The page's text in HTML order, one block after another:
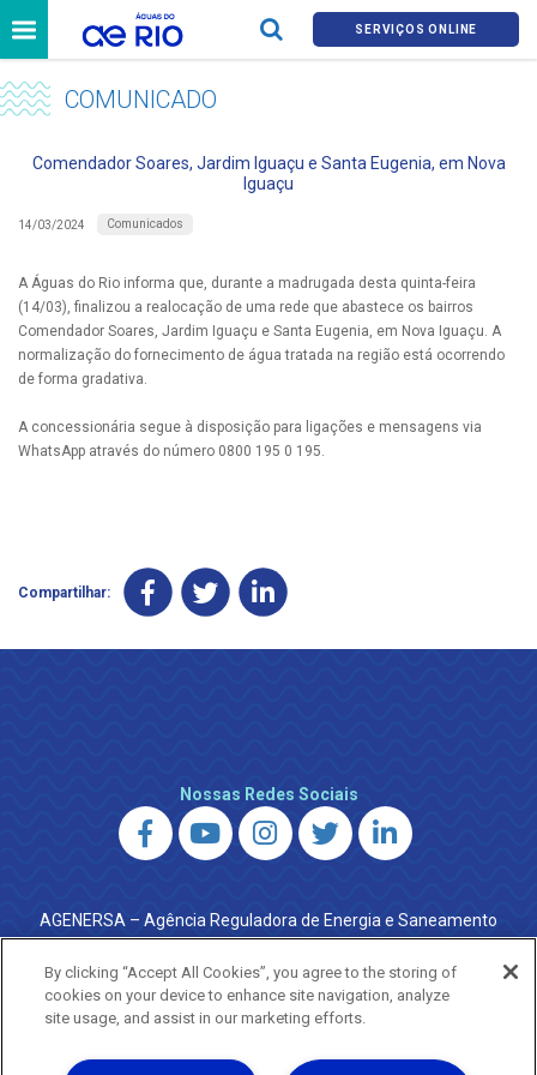
SERVIÇOS ONLINE
COMUNICADO
Comendador Soares, Jardim Iguaçu e Santa Eugenia, em Nova
Iguaçu
14/03/2024 Comunicados
A Águas do Rio informa que, durante a madrugada desta quinta-feira
(14/03), finalizou a realocação de uma rede que abastece os bairros
Comendador Soares, Jardim Iguaçu e Santa Eugenia, em Nova Iguaçu. A
normalização do fornecimento de água tratada na região está ocorrendo
de forma gradativa.
A concessionária segue à disposição para ligações e mensagens via
WhatsApp através do número 0800 195 0 195.
Compartilhar:
Nossas Redes Sociais
AGENERSA – Agência Reguladora de Energia e Saneamento
do Estado do Rio de Janeiro
0800 024 9040 · (21) 2332-6457 (WhatsApp) ·
ouvidoria@agenersa.rj.gov.br/ouvidoria.agenersa@gmail.com
·http://www.agenersa.rj.gov.br
By clicking “Accept All Cookies”, you agree to the storing of
cookies on your device to enhance site navigation, analyze
site usage, and assist in our marketing efforts.